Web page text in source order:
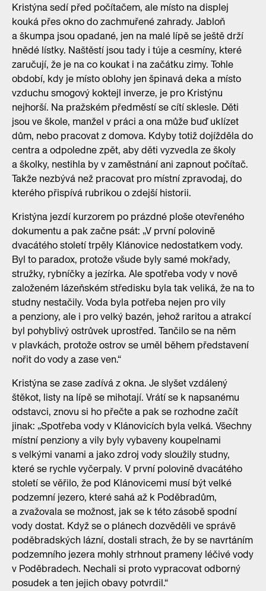
Kristýna sedí před počítačem, ale místo na displej
kouká přes okno do zachmuřené zahrady. Jabloň
a škumpa jsou opadané, jen na malé lípě se ještě drží
hnědé lístky. Naštěstí jsou tady i túje a cesmíny, které
zaručují, že je na co koukat i na začátku zimy. Tohle
období, kdy je místo oblohy jen špinavá deka a místo
vzduchu smogový koktejl inverze, je pro Kristýnu
nejhorší. Na pražském předměstí se cítí sklesle. Děti
jsou ve škole, manžel v práci a ona může buď uklízet
dům, nebo pracovat z domova. Kdyby totiž dojížděla do
centra a odpoledne zpět, aby děti vyzvedla ze školy
a školky, nestihla by v zaměstnání ani zapnout počítač.
Takže nezbývá než pracovat pro místní zpravodaj, do
kterého přispívá rubrikou o zdejší historii.
Kristýna jezdí kurzorem po prázdné ploše otevřeného
dokumentu a pak začne psát: „V první polovině
dvacátého století trpěly Klánovice nedostatkem vody.
Byl to paradox, protože všude byly samé mokřady,
stružky, rybníčky a jezírka. Ale spotřeba vody v nově
založeném lázeňském středisku byla tak veliká, že na to
studny nestačily. Voda byla potřeba nejen pro vily
a penziony, ale i pro velký bazén, jehož raritou a atrakcí
byl pohyblivý ostrůvek uprostřed. Tančilo se na něm
v plavkách, protože ostrov se uměl během představení
nořit do vody a zase ven.“
Kristýna se zase zadívá z okna. Je slyšet vzdálený
štěkot, listy na lípě se mihotají. Vrátí se k napsanému
odstavci, znovu si ho přečte a pak se rozhodne začít
jinak: „Spotřeba vody v Klánovicích byla velká. Všechny
místní penziony a vily byly vybaveny koupelnami
s velkými vanami a jako zdroj vody sloužily studny,
které se rychle vyčerpaly. V první polovině dvacátého
století se věřilo, že pod Klánovicemi musí být velké
podzemní jezero, které sahá až k Poděbradům,
a zvažovala se možnost, jak se k této zásobě spodní
vody dostat. Když se o plánech dozvěděli ve správě
poděbradských lázní, dostali strach, že by se navrtáním
podzemního jezera mohly strhnout prameny léčivé vody
v Poděbradech. Nechali si proto vypracovat odborný
posudek a ten jejich obavy potvrdil.“